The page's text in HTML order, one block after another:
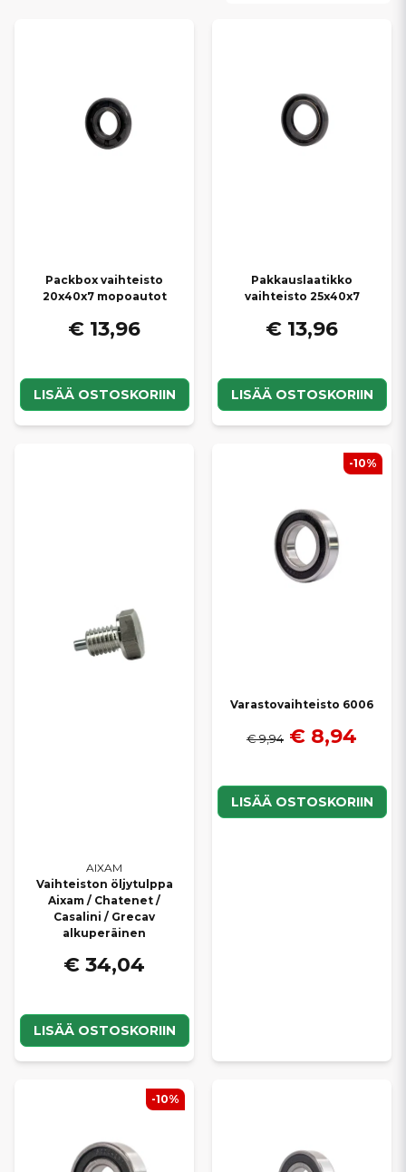
Packbox vaihteisto
20x40x7 mopoautot
€ 13,96
LISÄÄ OSTOSKORIIN
Pakkauslaatikko
vaihteisto 25x40x7
€ 13,96
LISÄÄ OSTOSKORIIN
AIXAM
Vaihteiston öljytulppa
Aixam / Chatenet /
Casalini / Grecav
alkuperäinen
€ 34,04
LISÄÄ OSTOSKORIIN
Varastovaihteisto 6006
€ 9,94 € 8,94
LISÄÄ OSTOSKORIIN
-10%
-10%